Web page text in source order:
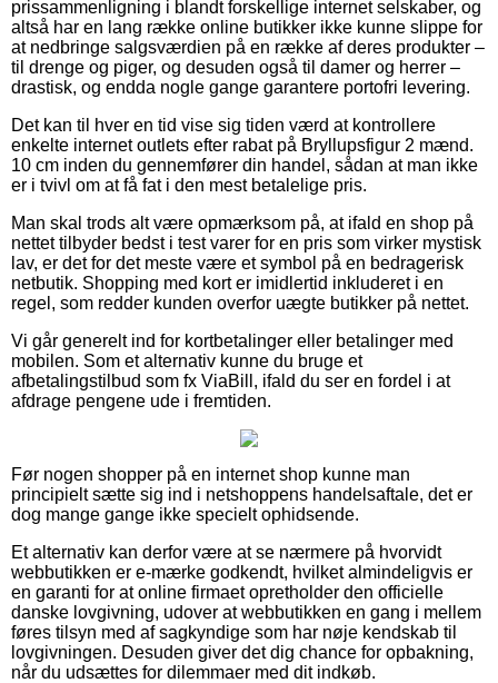
prissammenligning i blandt forskellige internet selskaber, og
altså har en lang række online butikker ikke kunne slippe for
at nedbringe salgsværdien på en række af deres produkter –
til drenge og piger, og desuden også til damer og herrer –
drastisk, og endda nogle gange garantere portofri levering.
Det kan til hver en tid vise sig tiden værd at kontrollere
enkelte internet outlets efter rabat på Bryllupsfigur 2 mænd.
10 cm inden du gennemfører din handel, sådan at man ikke
er i tvivl om at få fat i den mest betalelige pris.
Man skal trods alt være opmærksom på, at ifald en shop på
nettet tilbyder bedst i test varer for en pris som virker mystisk
lav, er det for det meste være et symbol på en bedragerisk
netbutik. Shopping med kort er imidlertid inkluderet i en
regel, som redder kunden overfor uægte butikker på nettet.
Vi går generelt ind for kortbetalinger eller betalinger med
mobilen. Som et alternativ kunne du bruge et
afbetalingstilbud som fx ViaBill, ifald du ser en fordel i at
afdrage pengene ude i fremtiden.
Før nogen shopper på en internet shop kunne man
principielt sætte sig ind i netshoppens handelsaftale, det er
dog mange gange ikke specielt ophidsende.
Et alternativ kan derfor være at se nærmere på hvorvidt
webbutikken er e-mærke godkendt, hvilket almindeligvis er
en garanti for at online firmaet opretholder den officielle
danske lovgivning, udover at webbutikken en gang i mellem
føres tilsyn med af sagkyndige som har nøje kendskab til
lovgivningen. Desuden giver det dig chance for opbakning,
når du udsættes for dilemmaer med dit indkøb.